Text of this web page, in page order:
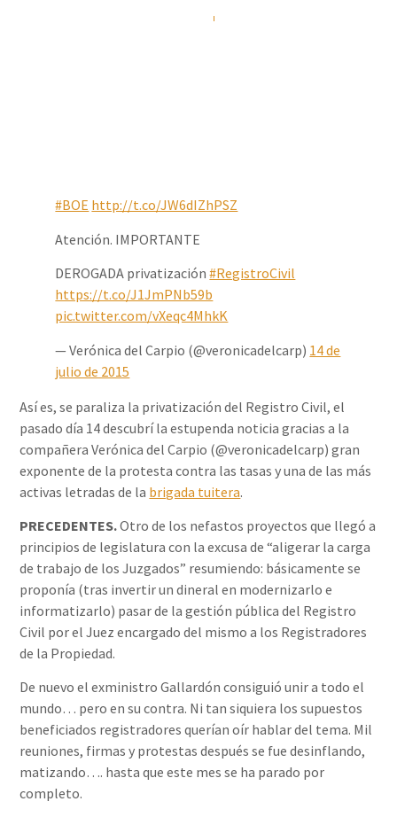
#BOE http://t.co/JW6dIZhPSZ
Atención. IMPORTANTE
DEROGADA privatización#RegistroCivil
https://t.co/J1JmPNb59b
pic.twitter.com/vXeqc4MhkK
— Verónica del Carpio (@veronicadelcarp) 14 de
julio de 2015
Así es, se paraliza la privatización del Registro Civil, el
pasado día 14 descubrí la estupenda noticia gracias a la
compañera Verónica del Carpio (@veronicadelcarp) gran
exponente de la protesta contra las tasas y una de las más
activas letradas de la brigada tuitera.
PRECEDENTES.Otro de los nefastos proyectos que llegó a
principios de legislatura con la excusa de “aligerar la carga
de trabajo de los Juzgados” resumiendo: básicamente se
proponía (tras invertir un dineral en modernizarlo e
informatizarlo) pasar de la gestión pública del Registro
Civil por el Juez encargado del mismo a los Registradores
de la Propiedad.
De nuevo el exministro Gallardón consiguió unir a todo el
mundo… pero en su contra. Ni tan siquiera los supuestos
beneficiados registradores querían oír hablar del tema. Mil
reuniones, firmas y protestas después se fue desinflando,
matizando…. hasta que este mes se ha parado por
completo.